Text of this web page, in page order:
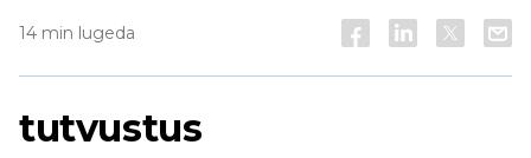
14 min lugeda
tutvustus